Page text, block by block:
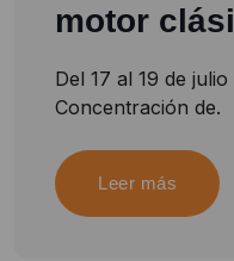
motor
Del 17 al 19 de
Concentración de.
Leer más